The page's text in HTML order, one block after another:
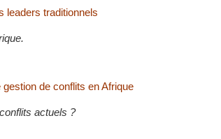
leaders traditionnels
de conflits en Afrique
actuels ?